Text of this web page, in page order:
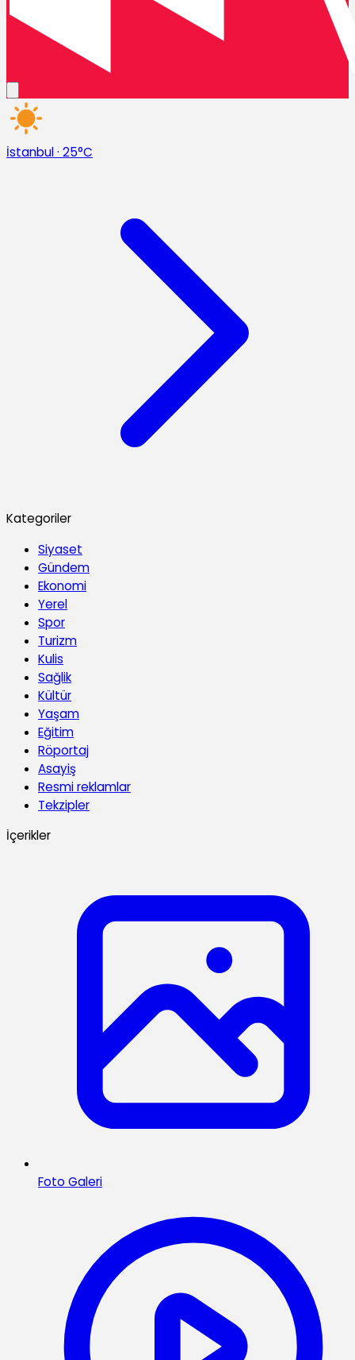
İstanbul· 25°C
Kategoriler
Siyaset
Gündem
Ekonomi
Yerel
Spor
Turizm
Kulis
Sağlik
Kültür
Yaşam
Eğitim
Röportaj
Asayiş
Resmi reklamlar
Tekzipler
İçerikler
Foto Galeri